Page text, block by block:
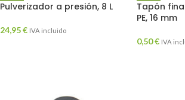
Pulverizador a presión, 8 L
24,95€ IVA incluido
Tapón
PE, 16 mm
0,50€ IVA